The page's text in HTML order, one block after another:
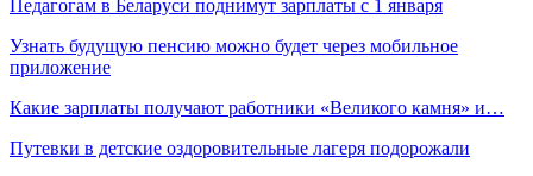
Педагогам в Беларуси поднимут зарплаты с 1 января
Узнать будущую пенсию можно будет через мобильное
приложение
Какие зарплаты получают работники «Великого камня» и…
Путевки в детские оздоровительные лагеря подорожали